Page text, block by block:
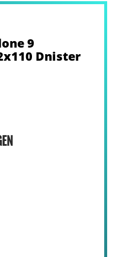
9
Dnister